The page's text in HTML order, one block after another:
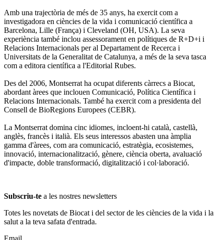
Amb una trajectòria de més de 35 anys, ha exercit com a
investigadora en ciències de la vida i comunicació científica a
Barcelona, Lille (França) i Cleveland (OH, USA). La seva
experiència també inclou assessorament en polítiques de R+D+i i
Relacions Internacionals per al Departament de Recerca i
Universitats de la Generalitat de Catalunya, a més de la seva tasca
com a editora científica a l'Editorial Rubes.
Des del 2006, Montserrat ha ocupat diferents càrrecs a Biocat,
abordant àrees que inclouen Comunicació, Política Científica i
Relacions Internacionals. També ha exercit com a presidenta del
Consell de BioRegions Europees (CEBR).
La Montserrat domina cinc idiomes, incloent-hi català, castellà,
anglès, francès i italià. Els seus interessos abasten una àmplia
gamma d'àrees, com ara comunicació, estratègia, ecosistemes,
innovació, internacionalització, gènere, ciència oberta, avaluació
d'impacte, doble transformació, digitalització i col·laboració.
Subscriu-te a les nostres newsletters
Totes les novetats de Biocat i del sector de les ciències de la vida i la
salut a la teva safata d'entrada.